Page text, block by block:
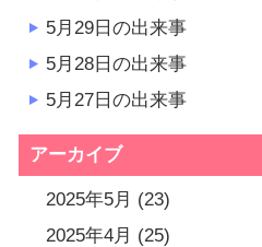
5月29日の出来事
5月28日の出来事
5月27日の出来事
アーカイブ
2025年5月 (23)
2025年4月 (25)